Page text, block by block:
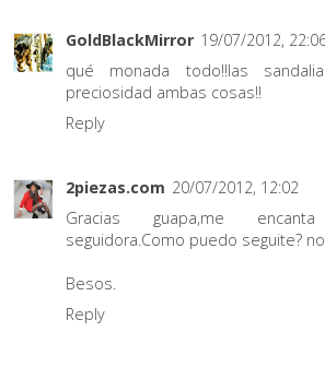
GoldBlackMirror 19/07/2012,
qué monada todo!!las
preciosidad ambas cosas!!
Reply
2piezas.com 20/07/2012, 12:02
Gracias guapa,me
seguidora.Como puedo seguite?
Besos.
Reply